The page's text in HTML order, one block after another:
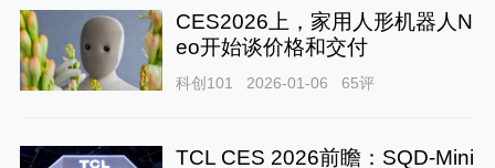
CES2026上，家用人形机器人N
eo开始谈价格和交付
科创101 2026-01-06 65评
TCL CES 2026前瞻：SQD-Mini